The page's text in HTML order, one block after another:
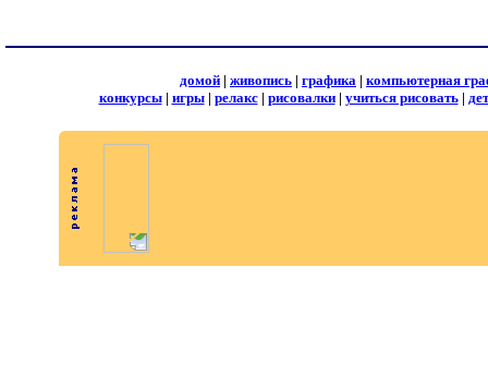
домой | живопись | графика | компьютерная
конкурсы| игры| релакс| рисовалки| учиться рисовать|